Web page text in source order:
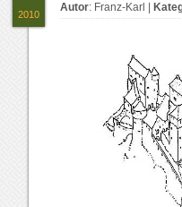
Autor: Franz-Karl
2010